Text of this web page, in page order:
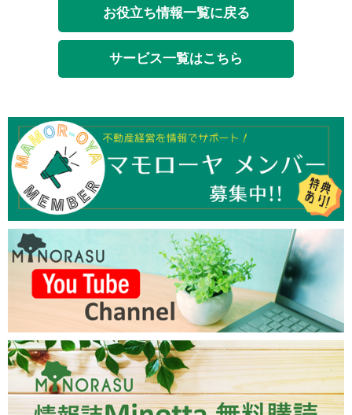
お役立ち情報一覧に戻る
サービス一覧はこちら